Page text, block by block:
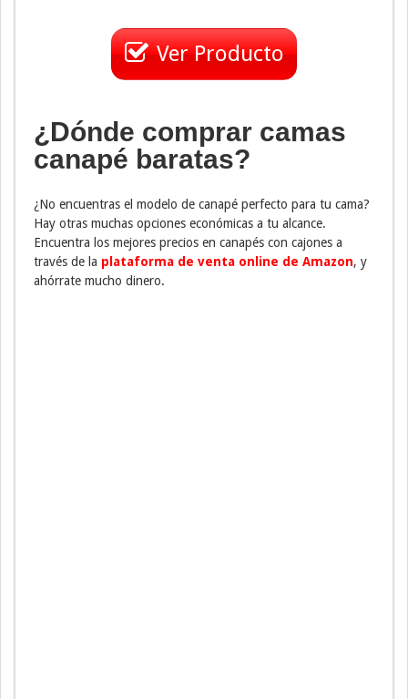
Ver Producto
¿Dónde comprar camas
canapé baratas?
¿No encuentras el modelo de canapé perfecto para tu cama?
Hay otras muchas opciones económicas a tu alcance.
Encuentra los mejores precios en canapés con cajones a
través de la plataforma de venta online de Amazon, y
ahórrate mucho dinero.